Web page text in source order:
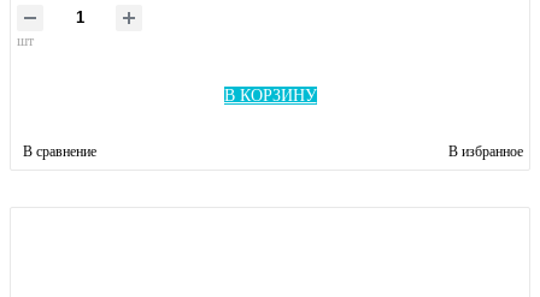
шт
В КОРЗИНУ
В сравнение В избранное